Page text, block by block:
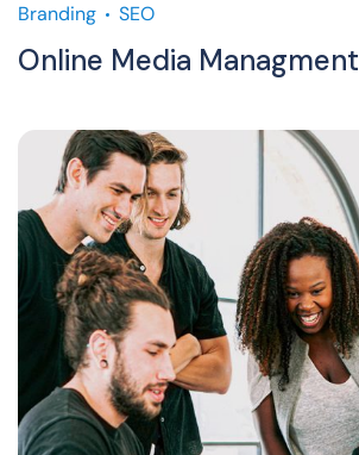
Branding SEO
Online Media Managment